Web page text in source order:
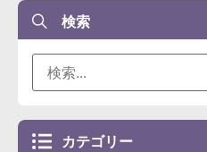
検索
カテゴリー